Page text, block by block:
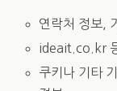
연락처 정보,
ideait.co.kr
쿠키나 기타